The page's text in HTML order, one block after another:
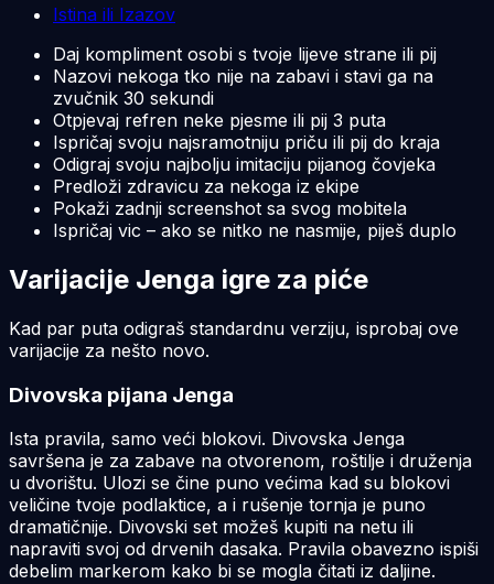
Istina ili Izazov
Daj kompliment osobi s tvoje lijeve strane ili pij
Nazovi nekoga tko nije na zabavi i stavi ga na
zvučnik 30 sekundi
Otpjevaj refren neke pjesme ili pij 3 puta
Ispričaj svoju najsramotniju priču ili pij do kraja
Odigraj svoju najbolju imitaciju pijanog čovjeka
Predloži zdravicu za nekoga iz ekipe
Pokaži zadnji screenshot sa svog mobitela
Ispričaj vic – ako se nitko ne nasmije, piješ duplo
Varijacije Jenga igre za piće
Kad par puta odigraš standardnu verziju, isprobaj ove
varijacije za nešto novo.
Divovska pijana Jenga
Ista pravila, samo veći blokovi. Divovska Jenga
savršena je za zabave na otvorenom, roštilje i druženja
u dvorištu. Ulozi se čine puno većima kad su blokovi
veličine tvoje podlaktice, a i rušenje tornja je puno
dramatičnije. Divovski set možeš kupiti na netu ili
napraviti svoj od drvenih dasaka. Pravila obavezno ispiši
debelim markerom kako bi se mogla čitati iz daljine.